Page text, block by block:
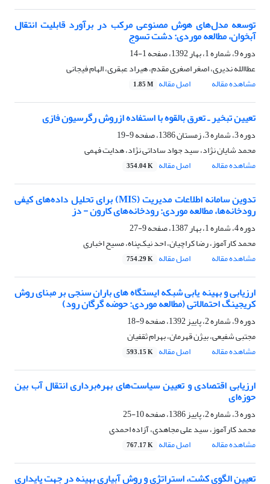
توسعه مدل‌های هوش مصنوعی مرکب در برآورد قابلیت انتقال
آبخوان، مطالعه موردی: دشت تسوج
دوره 9، شماره 1، بهار 1392، صفحه
1-14
عطاالله ندیری، اصغر اصغری مقدم، هیراد عبقری، الهام فیجانی
مشاهده مقاله
اصل مقاله 1.85 M
تعیین تبخیر ـ تعرق بالقوه با استفاده ازروش رگرسیون فازی
دوره 3، شماره 3، زمستان 1386، صفحه
9-19
محمد شایان نژاد، سید جواد ساداتی نژاد، هدایت فهمی
مشاهده مقاله
اصل مقاله 354.04 K
تدوین سامانه اطلاعات مدیریت (MIS) برای تحلیل داده‌های کیفی
رودخانه‌ها، مطالعه موردی: رودخانه‌های کارون - دز
دوره 4، شماره 1، بهار 1387، صفحه
9-27
محمد کارآموز، رضا کراچیان، احد نیک‌پناه، مسیح اخباری
مشاهده مقاله
اصل مقاله 754.29 K
ارزیابی و بهینه یابی شبکه ایستگاه های باران سنجی بر مبنای روش
کریجینگ احتمالاتی (مطالعه موردی: حوضه گرگان رود)
دوره 9، شماره 2، پاییز 1392، صفحه
9-18
مجتبی شفیعی، بیژن قهرمان، بهرام ثقفیان
مشاهده مقاله
اصل مقاله 593.15 K
ارزیابی اقتصادی و تعیین سیاست‌های بهره‌برداری انتقال آب بین
حوزه‌ای
دوره 3، شماره 2، پاییز 1386، صفحه
10-25
محمد کارآموز، سید علی مجاهدی، آزاده احمدی
مشاهده مقاله
اصل مقاله 767.17 K
تعیین الگوی کشت، استراتژی و روش آبیاری بهینه در جهت پایداری